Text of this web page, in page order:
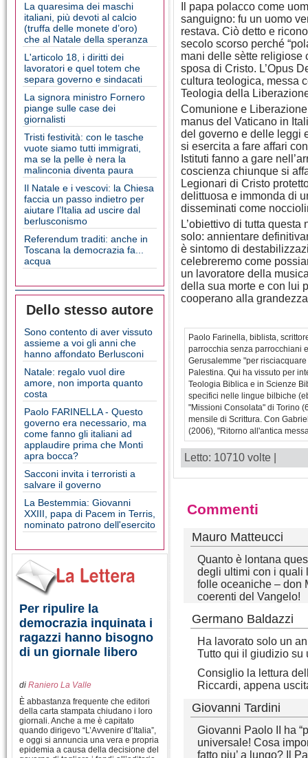
La quaresima dei maschi
italiani, più devoti al calcio
(truffa delle monete d’oro)
che al Natale della speranza
L'articolo 18, i diritti dei
lavoratori e quel totem che
separa governo e sindacati
La signora ministro Fornero
piange sulle case dei
giornalisti
Tristi festività: con le tasche
vuote siamo tutti immigrati,
ma se la pelle è nera la
malinconia diventa paura
Il Natale e i vescovi: la Chiesa
faccia un passo indietro per
aiutare l’Italia ad uscire dal
berlusconismo
Referendum traditi: anche in
Toscana la democrazia fa...
acqua
Dello stesso autore
Sono contento di aver vissuto
assieme a voi gli anni che
hanno affondato Berlusconi
Natale: regalo vuol dire
amore, non importa quanto
costa
Paolo FARINELLA - Questo
governo era necessario, ma
come fanno gli italiani ad
applaudire prima che Monti
apra bocca?
Sacconi invita i terroristi a
salvare il governo
La Bestemmia: Giovanni
XXIII, papa di Pacem in Terris,
nominato patrono dell'esercito
Per ripulire la
democrazia inquinata i
ragazzi hanno bisogno
di un giornale libero
di Raniero La Valle
È abbastanza frequente che editori
della carta stampata chiudano i loro
giornali. Anche a me è capitato
quando dirigevo “L’Avvenire d’Italia”,
e oggi si annuncia una vera e propria
epidemia a causa della decisione del
Il papa polacco come
sanguigno: fu un uomo
restava. Ciò detto e
secolo scorso perché
mani delle sètte religiose
sposa di Cristo. L’Opus
cultura teologica, messa
Teologia della
Comunione e
manus del Vaticano in
del governo e delle leggi
si esercita a fare affari
Istituti fanno a gare
coscienza chiunque si
Legionari di Cristo
delittuosa e immonda di
disseminati come
L’obiettivo di tutta
solo: annientare
è sintomo di
celebreremo come
un lavoratore della
della sua morte e con lui
cooperano alla
Paolo Farinella, biblista,
parrocchia senza parrocchiani
Gerusalemme "per
Palestina. Qui ha vissuto per
Teologia Biblica e in Scienze
specifici nelle lingue bilbiche
"Missioni Consolata" di Torino
mensile di Scrittura. Con
(2006), "Ritorno all'antica
Letto: 10710 volte |
Commenti
Mauro Matteucci
Quanto è lontana
degli ultimi con i quali
folle oceaniche – don
coerenti del Vangelo!
Germano Baldazzi
Ha lavorato solo un
Tutto qui il giudizio su
Consiglio la lettura
Riccardi, appena
Giovanni Tardini
Giovanni Paolo II ha
universale! Cosa
fatto piu’ a lungo? Il